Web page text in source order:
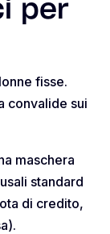
per
fisse.
convalide sui
maschera
standard
di credito,